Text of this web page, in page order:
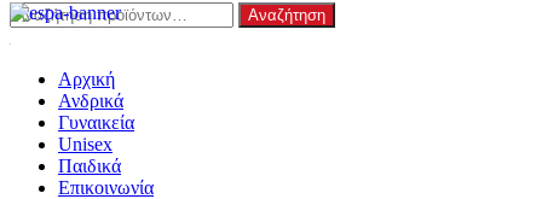
Αναζήτηση
για:
Αναζήτηση
Αρχική
Ανδρικά
Γυναικεία
Unisex
Παιδικά
Επικοινωνία